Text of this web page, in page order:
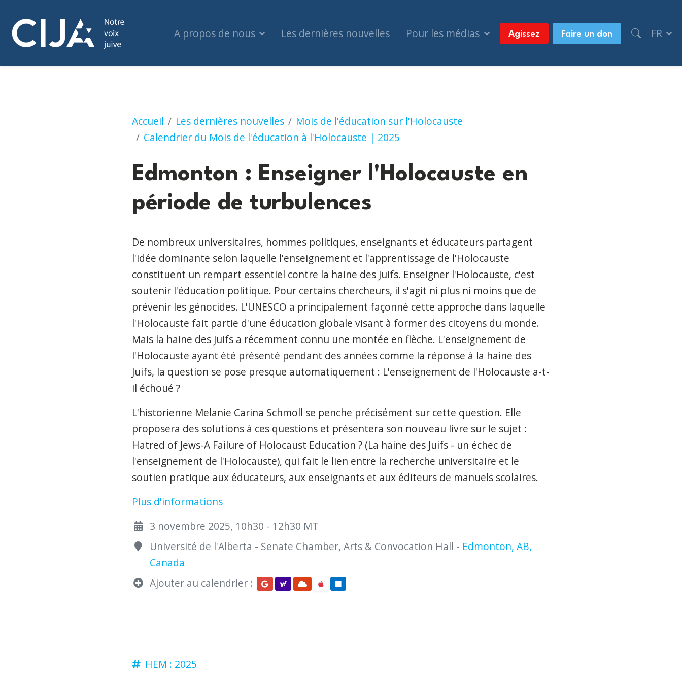
A propos de nous Les dernières nouvelles Pour les médias Agissez Faire un don FR
Accueil Les dernières nouvelles
Mois de l'éducation sur l'Holocauste
Calendrier du Mois de l'éducation à l'Holocauste | 2025
Edmonton : Enseigner l'Holocauste en période de turbulences
Edmonton : Enseigner l'Holocauste en
période de turbulences
De nombreux universitaires, hommes politiques, enseignants et éducateurs partagent
l'idée dominante selon laquelle l'enseignement et l'apprentissage de l'Holocauste
constituent un rempart essentiel contre la haine des Juifs. Enseigner l'Holocauste, c'est
soutenir l'éducation politique. Pour certains chercheurs, il s'agit ni plus ni moins que de
prévenir les génocides. L'UNESCO a principalement façonné cette approche dans laquelle
l'Holocauste fait partie d'une éducation globale visant à former des citoyens du monde.
Mais la haine des Juifs a récemment connu une montée en flèche. L'enseignement de
l'Holocauste ayant été présenté pendant des années comme la réponse à la haine des
Juifs, la question se pose presque automatiquement : L'enseignement de l'Holocauste a-t-
il échoué ?
L'historienne Melanie Carina Schmoll se penche précisément sur cette question. Elle
proposera des solutions à ces questions et présentera son nouveau livre sur le sujet :
Hatred of Jews-A Failure of Holocaust Education ? (La haine des Juifs - un échec de
l'enseignement de l'Holocauste), qui fait le lien entre la recherche universitaire et le
soutien pratique aux éducateurs, aux enseignants et aux éditeurs de manuels scolaires.
Plus d'informations
3 novembre 2025, 10h30 - 12h30 MT
Université de l'Alberta - Senate Chamber, Arts & Convocation Hall - Edmonton, AB,
Canada
Ajouter au calendrier :
HEM : 2025